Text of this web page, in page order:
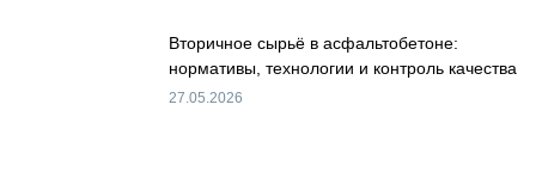
Вторичное сырьё в асфальтобетоне:
нормативы, технологии и контроль качества
27.05.2026